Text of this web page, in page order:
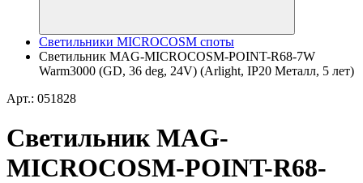
Светильники MICROCOSM споты
Светильник MAG-MICROCOSM-POINT-R68-7W
Warm3000 (GD, 36 deg, 24V) (Arlight, IP20 Металл, 5 лет)
Арт.: 051828
Светильник MAG-
MICROCOSM-POINT-R68-